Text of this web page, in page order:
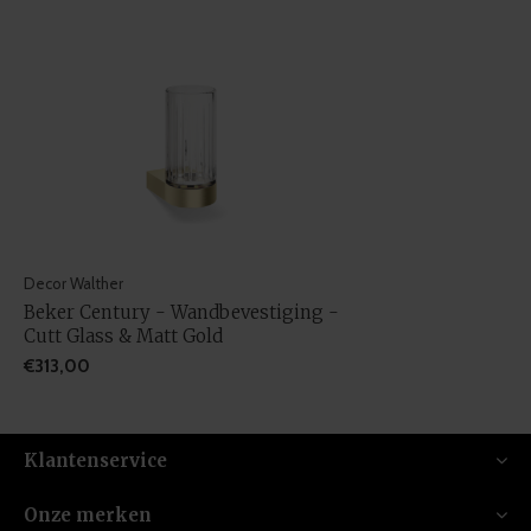
Decor Walther
Beker Century - Wandbevestiging -
Cutt Glass & Matt Gold
€313,00
Klantenservice
Onze merken